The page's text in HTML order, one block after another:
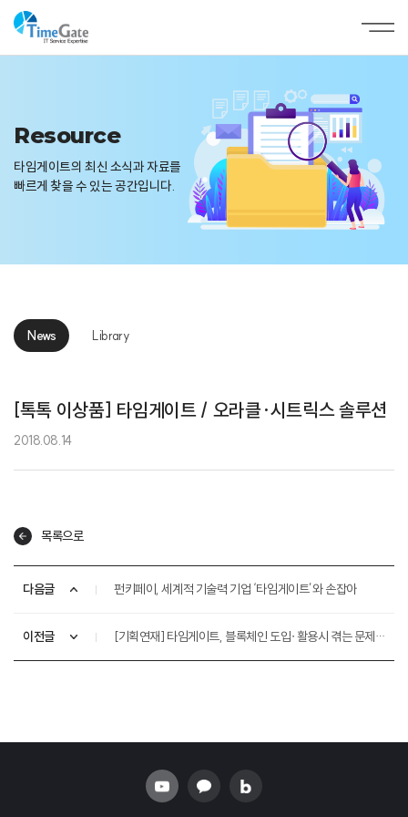
Resource
타임게이트의 최신 소식과 자료를
빠르게 찾을 수 있는 공간입니다.
News Library
[톡톡 이상품] 타임게이트 / 오라클·시트릭스 솔루션
2018.08.14
목록으로
다음글 펀키페이, 세계적 기술력 기업 ‘타임게이트’와 손잡아
이전글 [기획연재] 타임게이트, 블록체인 도입∙활용시 겪는 문제점 해결 나선다